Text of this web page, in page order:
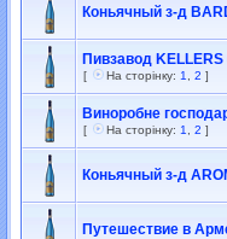
Коньячный з-д
Пивзавод
[ На сторінку: 1 2 ]
Виноробне
[ На сторінку: 1 2 ]
Коньячный з-д
Путешествие в